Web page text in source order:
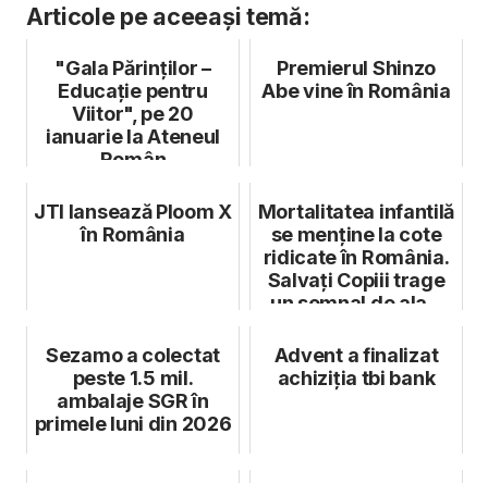
Articole pe aceeași temă:
"Gala Părinților –
Educație pentru
Viitor", pe 20
ianuarie la Ateneul
Român
Premierul Shinzo
Abe vine în România
JTI lansează Ploom X
în România
Mortalitatea infantilă
se menține la cote
ridicate în România.
Salvați Copiii trage
un semnal de ala...
Sezamo a colectat
peste 1.5 mil.
ambalaje SGR în
primele luni din 2026
Advent a finalizat
achiziția tbi bank